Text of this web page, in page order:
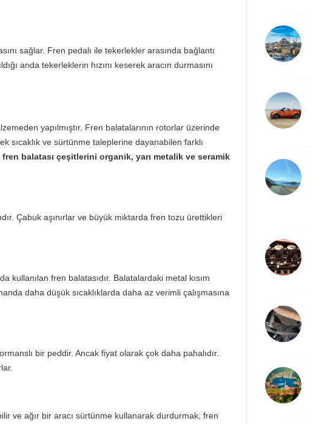
sağlar. Fren pedalı ile tekerlekler arasında bağlantı
anda tekerleklerin hızını keserek aracın durmasını
yapılmıştır. Fren balatalarının rotorlar üzerinde
sıcaklık ve sürtünme taleplerine dayanabilen farklı
fren balatası çeşitlerini organik, yarı metalik ve seramik
Çabuk aşınırlar ve büyük miktarda fren tozu ürettikleri
kullanılan fren balatasıdır. Balatalardaki metal kısım
daha düşük sıcaklıklarda daha az verimli çalışmasına
bir peddir. Ancak fiyat olarak çok daha pahalıdır.
ve ağır bir aracı sürtünme kullanarak durdurmak, fren